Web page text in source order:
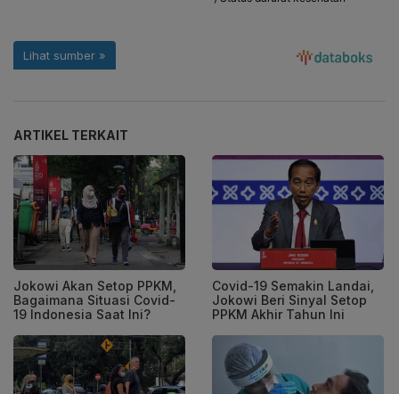
ARTIKEL TERKAIT
Jokowi Akan Setop PPKM,
Bagaimana Situasi Covid-
19 Indonesia Saat Ini?
Covid-19 Semakin Landai,
Jokowi Beri Sinyal Setop
PPKM Akhir Tahun Ini